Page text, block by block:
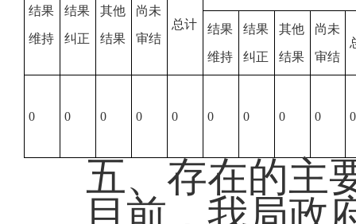
结果
维持
结果
纠正
其他
结果
尚未
审结
总计 结果
维持
结果
纠正
其他
结果
尚未
审结
0 0 0 0 0 0 0 0 0 0
五、存在的主